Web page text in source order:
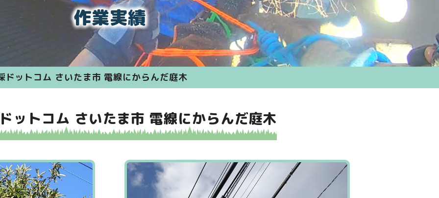
作業実績
ドットコム さいたま市 電線にからんだ庭木
ットコム さいたま市 電線にからんだ庭木